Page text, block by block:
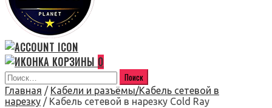
0
Главная / Кабели и разъёмы/Кабель сетевой в
нарезку / Кабель сетевой в нарезку Cold Ray